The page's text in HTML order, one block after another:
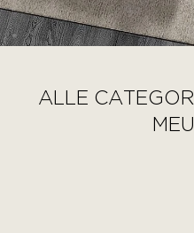
ALLE